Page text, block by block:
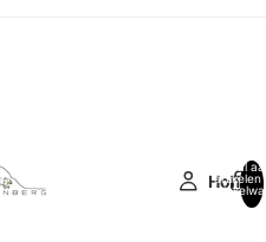
Home
Totaal
artikelen